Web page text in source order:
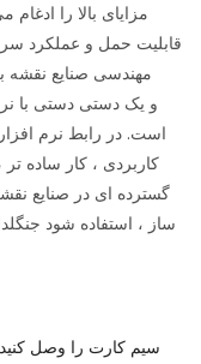
مزایای بالا را
قابلیت حمل و عملکرد
مهندسی صنایع نقشه
است. در رابط نرم
کاربردی ، کار ساده
گسترده ای در صنایع
ساز ، استفاده شود
سیم کارت را وصل کنید